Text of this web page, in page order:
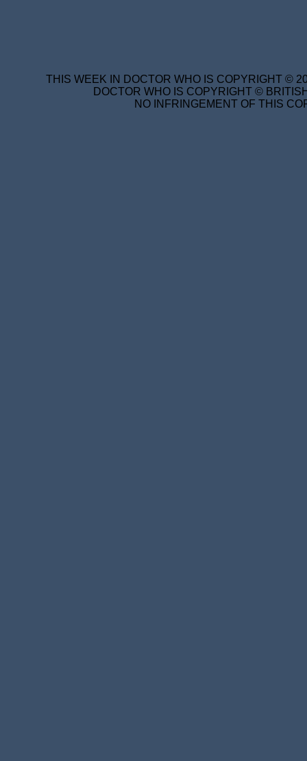
THIS WEEK IN DOCTOR WHO IS COPYRIGHT ©
DOCTOR WHO IS COPYRIGHT ©
NO INFRINGEMENT OF THIS